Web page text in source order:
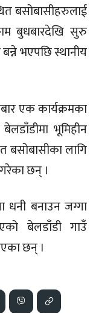
बसोबासीहरुलाई
बुधबारदेखि सुरु
भएपछि स्थानीय
एक कार्यक्रमका
भूमिहीन
बसोबासीका लागि
छन् ।
धनी बनाउन जग्गा
बेलडाँडी गाउँ
छन् ।